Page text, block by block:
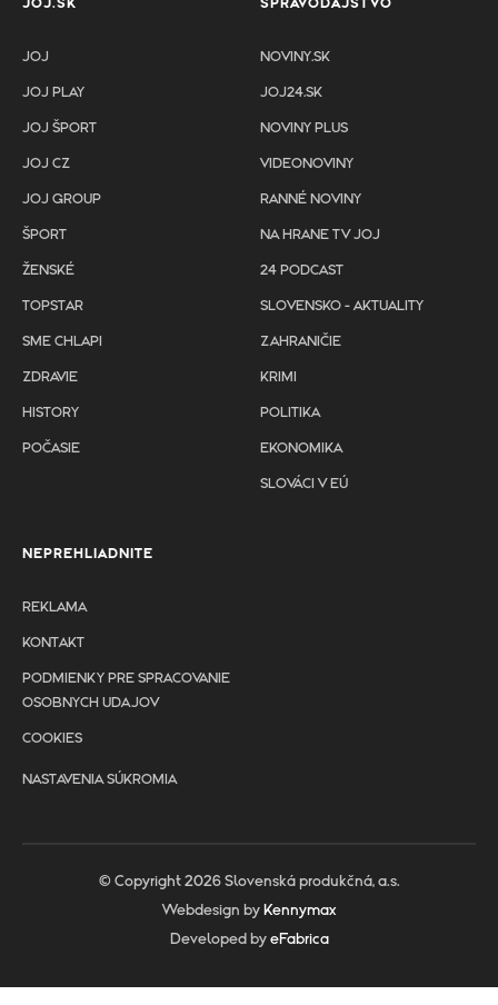
JOJ.SK
JOJ
JOJ PLAY
JOJ ŠPORT
JOJ CZ
JOJ GROUP
ŠPORT
ŽENSKÉ
TOPSTAR
SME CHLAPI
ZDRAVIE
HISTORY
POČASIE
SPRAVODAJSTVO
NOVINY.SK
JOJ24.SK
NOVINY PLUS
VIDEONOVINY
RANNÉ NOVINY
NA HRANE TV JOJ
24 PODCAST
SLOVENSKO - AKTUALITY
ZAHRANIČIE
KRIMI
POLITIKA
EKONOMIKA
SLOVÁCI V EÚ
NEPREHLIADNITE
REKLAMA
KONTAKT
PODMIENKY PRE SPRACOVANIE
OSOBNYCH UDAJOV
COOKIES
NASTAVENIA SÚKROMIA
© Copyright 2026 Slovenská produkčná, a.s.
Webdesign by Kennymax
Developed by eFabrica